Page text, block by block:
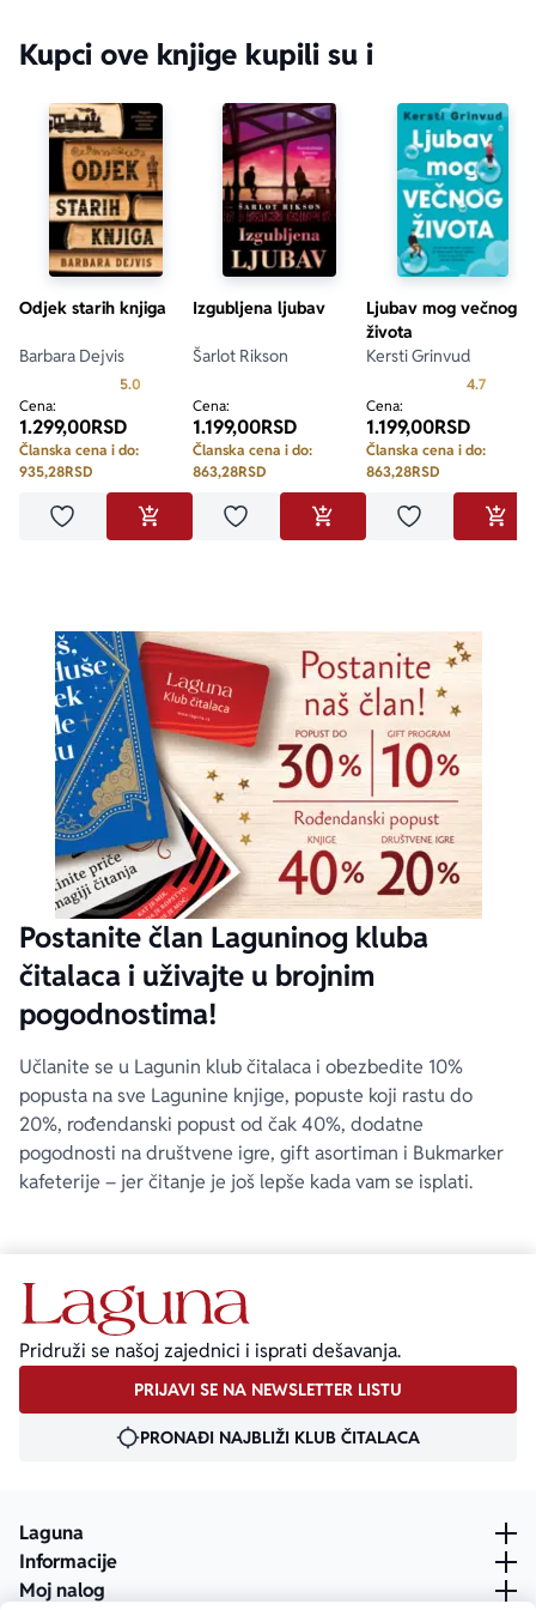
Kupci ove knjige kupili su i
Odjek starih knjiga
Barbara Dejvis
5.0
Cena:
1.299,00RSD
Članska cena i do:
935,28RSD
Dodaj u omiljeneDODAJ U KORPU
Izgubljena ljubav
Šarlot Rikson
Cena:
1.199,00RSD
Članska cena i do:
863,28RSD
Dodaj u omiljeneDODAJ U KORPU
Ljubav mog večnog
života
Kersti Grinvud
4.7
Cena:
1.199,00RSD
Članska cena i do:
863,28RSD
Dodaj u
Postanite član Laguninog kluba
čitalaca i uživajte u brojnim
pogodnostima!
Učlanite se u Lagunin klub čitalaca i obezbedite 10%
popusta na sve Lagunine knjige, popuste koji rastu do
20%, rođendanski popust od čak 40%, dodatne
pogodnosti na društvene igre, gift asortiman i Bukmarker
kafeterije – jer čitanje je još lepše kada vam se isplati.
Pridruži se našoj zajednici i isprati dešavanja.
PRIJAVI SE NA NEWSLETTER LISTU
PRONAĐI NAJBLIŽI KLUB ČITALACA
Laguna
Informacije
Moj nalog